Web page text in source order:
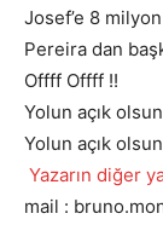
Josef’e 8
Pereira dan
Offff Offff !!
Yolun açık
Yolun açık
Yazarın diğer
mail :